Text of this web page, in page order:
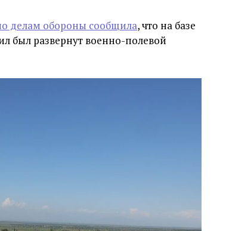
делам обороны сообщила, что на базе
был развернут военно-полевой